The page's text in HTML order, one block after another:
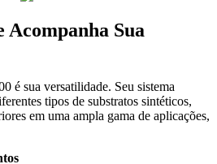
Acompanha Sua
é sua versatilidade. Seu sistema
tipos de substratos sintéticos,
em uma ampla gama de aplicações,